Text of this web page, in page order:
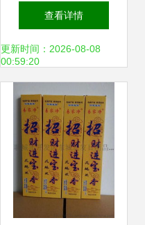
设计指南 从PSD模
板到营销效果
查看详情
更新时间：2026-08-08
00:59:20